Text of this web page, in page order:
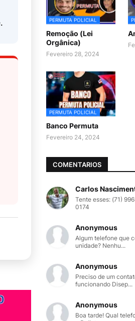
PERMUTA POLICIAL
Remoção (Lei
Orgânica)
Fevereiro 28, 2024
PERMUTA POLICIAL
Banco Permuta
Fevereiro 24, 2024
COMENTARIOS
Carlos
Tente esses: (71)
0174
Anonymous
Algum telefone que
unidade? Nenhu...
Anonymous
Preciso de um
funcionando Disep...
Anonymous
Boa tarde! Qual